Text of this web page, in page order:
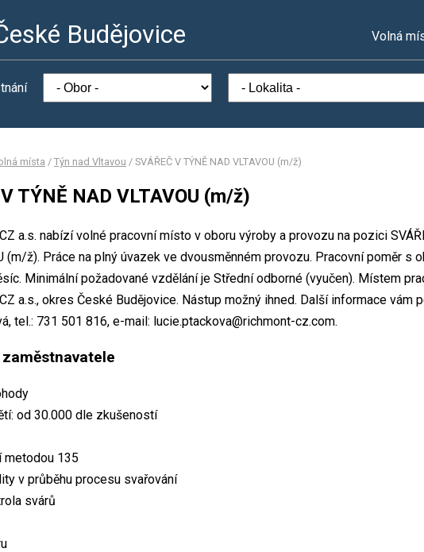
Budějovice Volná
místa / Týn nad Vltavou / SVÁŘEČ V TÝNĚ NAD VLTAVOU (m/ž)
TÝNĚ NAD VLTAVOU (m/ž)
a.s. nabízí volné pracovní místo v oboru výroby a provozu na pozici
(m/ž). Práce na plný úvazek ve dvousměnném provozu. Pracovní poměr s
Minimální požadované vzdělání je Střední odborné (vyučen). Místem
a.s., okres České Budějovice. Nástup možný ihned. Další informace vám
tel.: 731 501 816, e-mail: lucie.ptackova@richmont-cz.com.
od 30.000 dle zkušeností
metodou 135
v průběhu procesu svařování
svárů